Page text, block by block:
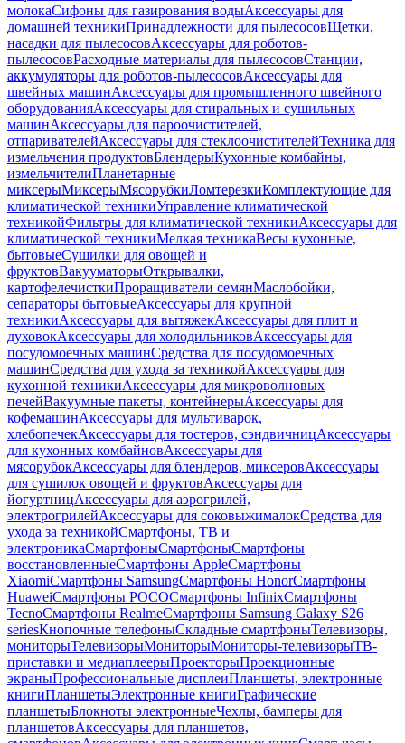
молокаСифоны для газирования водыАксессуары для
домашней техникиПринадлежности для пылесосовЩетки,
насадки для пылесосовАксессуары для роботов-
пылесосовРасходные материалы для пылесосовСтанции,
аккумуляторы для роботов-пылесосовАксессуары для
швейных машинАксессуары для промышленного швейного
оборудованияАксессуары для стиральных и сушильных
машинАксессуары для пароочистителей,
отпаривателейАксессуары для стеклоочистителейТехника для
измельчения продуктовБлендерыКухонные комбайны,
измельчителиПланетарные
миксерыМиксерыМясорубкиЛомтерезкиКомплектующие для
климатической техникиУправление климатической
техникойФильтры для климатической техникиАксессуары для
климатической техникиМелкая техникаВесы кухонные,
бытовыеСушилки для овощей и
фруктовВакууматорыОткрывалки,
картофелечисткиПроращиватели семянМаслобойки,
сепараторы бытовыеАксессуары для крупной
техникиАксессуары для вытяжекАксессуары для плит и
духовокАксессуары для холодильниковАксессуары для
посудомоечных машинСредства для посудомоечных
машинСредства для ухода за техникойАксессуары для
кухонной техникиАксессуары для микроволновых
печейВакуумные пакеты, контейнерыАксессуары для
кофемашинАксессуары для мультиварок,
хлебопечекАксессуары для тостеров, сэндвичницАксессуары
для кухонных комбайновАксессуары для
мясорубокАксессуары для блендеров, миксеровАксессуары
для сушилок овощей и фруктовАксессуары для
йогуртницАксессуары для аэрогрилей,
электрогрилейАксессуары для соковыжималокСредства для
ухода за техникойСмартфоны, ТВ и
электроникаСмартфоныСмартфоныСмартфоны
восстановленныеСмартфоны AppleСмартфоны
XiaomiСмартфоны SamsungСмартфоны HonorСмартфоны
HuaweiСмартфоны POCOСмартфоны InfinixСмартфоны
TecnoСмартфоны RealmeСмартфоны Samsung Galaxy S26
seriesКнопочные телефоныСкладные смартфоныТелевизоры,
мониторыТелевизорыМониторыМониторы-телевизорыТВ-
приставки и медиаплеерыПроекторыПроекционные
экраныПрофессиональные дисплеиПланшеты, электронные
книгиПланшетыЭлектронные книгиГрафические
планшетыБлокноты электронныеЧехлы, бамперы для
планшетовАксессуары для планшетов,